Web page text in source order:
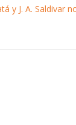
y J. A. Saldivar